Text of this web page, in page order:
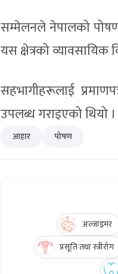
सम्मेलनले नेपालको पोषण
यस क्षेत्रको
सहभागीहरूलाई
उपलब्ध गराइएको थियो ।
आहार पोषण
अल्जाइमर
प्रसूति तथा स्त्रीरोग